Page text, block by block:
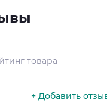
товара
+ Добавить